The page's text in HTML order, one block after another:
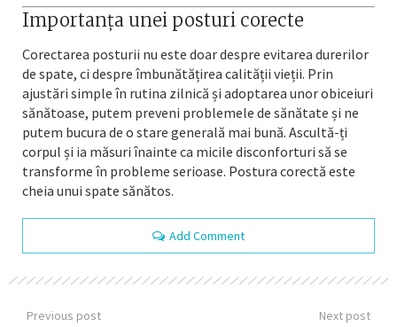
Importanța unei posturi corecte
Corectarea posturii nu este doar despre evitarea durerilor
de spate, ci despre îmbunătățirea calității vieții. Prin
ajustări simple în rutina zilnică și adoptarea unor obiceiuri
sănătoase, putem preveni problemele de sănătate și ne
putem bucura de o stare generală mai bună. Ascultă-ți
corpul și ia măsuri înainte ca micile disconforturi să se
transforme în probleme serioase. Postura corectă este
cheia unui spate sănătos.
Add Comment
Previous post Next post